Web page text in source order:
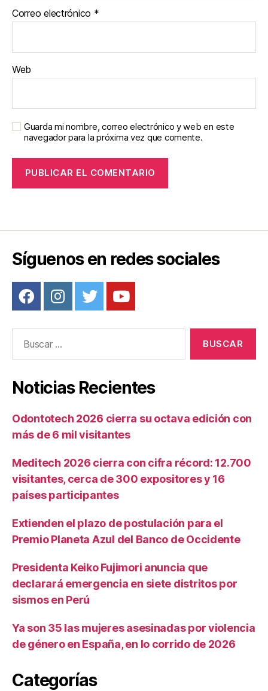
Correo electrónico *
Web
Guarda mi nombre, correo electrónico y web en este
navegador para la próxima vez que comente.
Síguenos en redes sociales
Noticias Recientes
Odontotech 2026 cierra su octava edición con
más de 6 mil visitantes
Meditech 2026 cierra con cifra récord: 12.700
visitantes, cerca de 300 expositores y 16
países participantes
Extienden el plazo de postulación para el
Premio Planeta Azul del Banco de Occidente
Presidenta Keiko Fujimori anuncia que
declarará emergencia en siete distritos por
sismos en Perú
Ya son 35 las mujeres asesinadas por violencia
de género en España, en lo corrido de 2026
Categorías